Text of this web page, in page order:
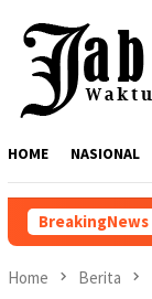
HOME NASIONAL
BreakingNews
Nikmati Suar Siar
Home Berita